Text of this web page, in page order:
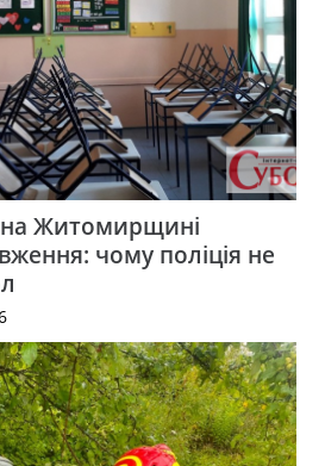
на Житомирщині
чому поліція не